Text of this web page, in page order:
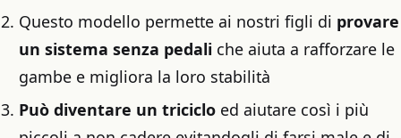
Questo modello permette ai nostri figli di provare
un sistema senza pedali che aiuta a rafforzare le
gambe e migliora la loro stabilità
Può diventare un tricicloed aiutare così i più